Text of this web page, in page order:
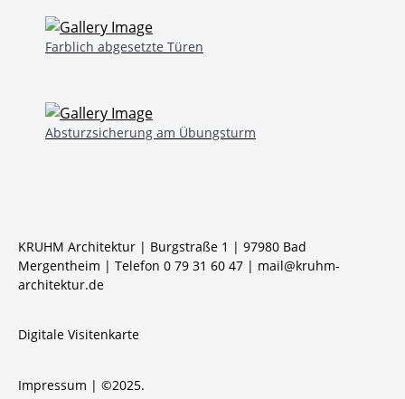
Farblich abgesetzte Türen
Absturzsicherung am Übungsturm
KRUHM Architektur | Burgstraße 1 | 97980 Bad
Mergentheim | Telefon 0 79 31 60 47 | mail@kruhm-
architektur.de
Impressum | ©2025.
Digitale Visitenkarte